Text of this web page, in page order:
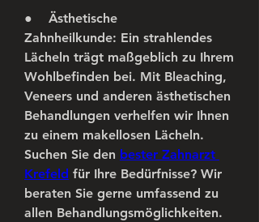
● Ästhetische
Zahnheilkunde: Ein strahlendes
Lächeln trägt maßgeblich zu Ihrem
Wohlbefinden bei. Mit Bleaching,
Veneers und anderen ästhetischen
Behandlungen verhelfen wir Ihnen
zu einem makellosen Lächeln.
Suchen Sie den bester Zahnarzt
Krefeld für Ihre Bedürfnisse? Wir
beraten Sie gerne umfassend zu
allen Behandlungsmöglichkeiten.